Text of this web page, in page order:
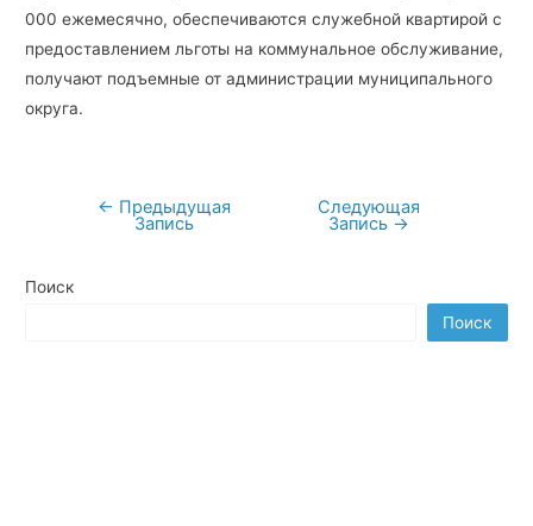
000 ежемесячно, обеспечиваются служебной квартирой с
предоставлением льготы на коммунальное обслуживание,
получают подъемные от администрации муниципального
округа.
Навигация
← Предыдущая
Запись
Следующая
Запись →
Поиск
Поиск